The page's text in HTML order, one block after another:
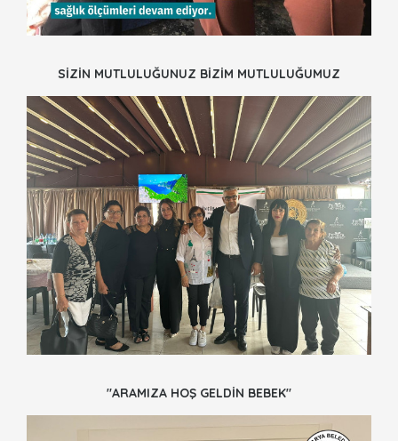
SİZİN MUTLULUĞUNUZ BİZİM MUTLULUĞUMUZ
"ARAMIZA HOŞ GELDİN BEBEK"